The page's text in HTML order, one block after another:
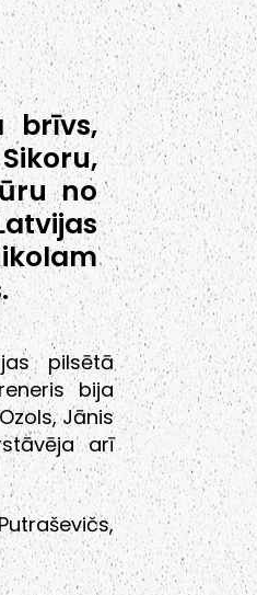
brīvs,
no
pilsētā
bija
Jānis
arī